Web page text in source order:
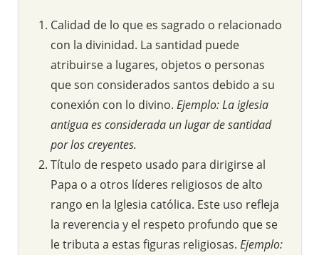
Calidad de lo que es sagrado o relacionado
con la divinidad. La santidad puede
atribuirse a lugares, objetos o personas
que son considerados santos debido a su
conexión con lo divino. Ejemplo: La iglesia
antigua es considerada un lugar de santidad
por los creyentes.
Título de respeto usado para dirigirse al
Papa o a otros líderes religiosos de alto
rango en la Iglesia católica. Este uso refleja
la reverencia y el respeto profundo que se
le tributa a estas figuras religiosas. Ejemplo: